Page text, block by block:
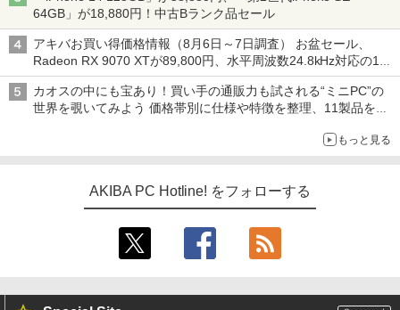
64GB」が18,880円！中古Bランク品セール
アキバお買い得価格情報（8月6日～7日調査） お盆セール、
Radeon RX 9070 XTが89,800円、水平周波数24.8kHz対応の17
型モニターが9,801円、暑さ指数連動セール ほか
カオスの中にも宝あり！買い手の通販力も試される“ミニPC”の
世界を覗いてみよう 価格帯別に仕様や特徴を整理、11製品をピ
もっと見る
AKIBA PC Hotline! をフォローする